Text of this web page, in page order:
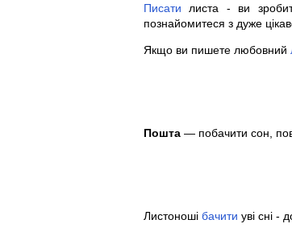
Писати листа - ви
познайомитеся з дуже
Якщо ви пишете любовний
Пошта— побачити сон,
Листоноші бачити уві сні -